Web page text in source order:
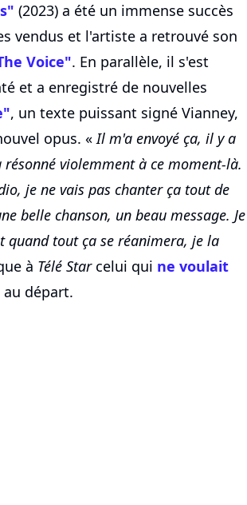
(2023) a été un immense succès
vendus et l'artiste a retrouvé son
Voice". En parallèle, il s'est
et a enregistré de nouvelles
, un texte puissant signé Vianney,
opus. «Il m'a envoyé ça, il y a
violemment à ce moment-là.
je ne vais pas chanter ça tout de
belle chanson, un beau message. Je
quand tout ça se réanimera, je la
à Télé Starcelui qui ne voulait
au départ.